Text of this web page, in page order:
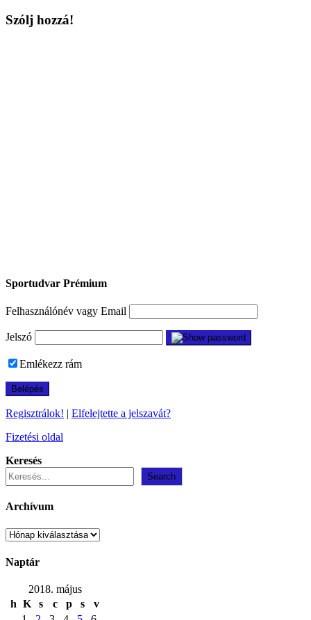
Szólj hozzá!
Sportudvar Prémium
Felhasználónév vagy Email
Jelszó
Emlékezz rám
Regisztrálok! | Elfelejtette a jelszavát?
Fizetési oldal
Keresés
Search
Archívum
Archívum
Naptár
2018. május
h K s c p s
v